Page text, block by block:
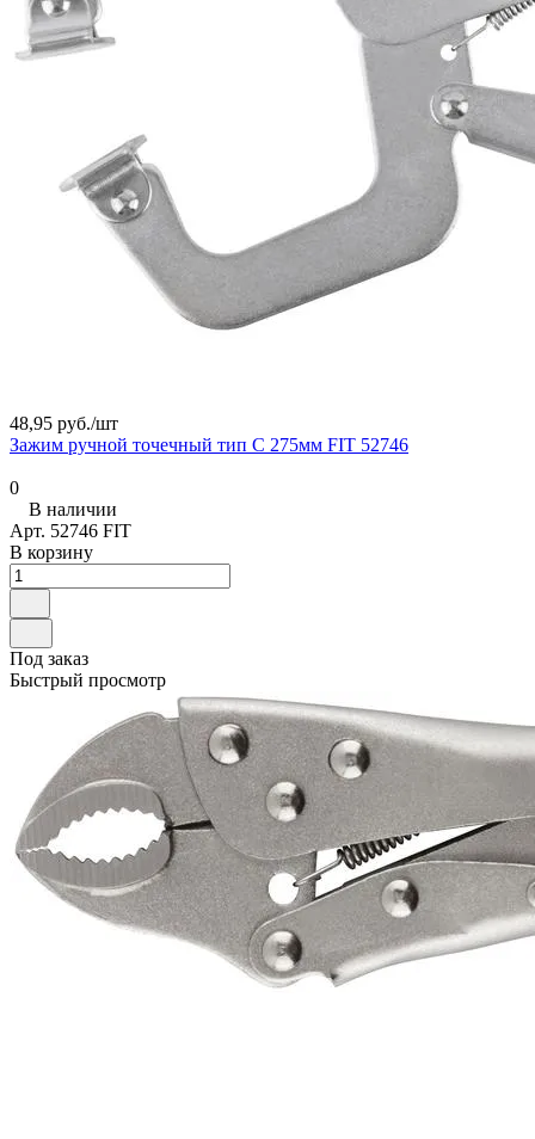
48,95 руб./шт
Зажим ручной точечный тип C 275мм FIT 52746
0
В наличии
Арт. 52746 FIT
В корзину
Под заказ
Быстрый просмотр